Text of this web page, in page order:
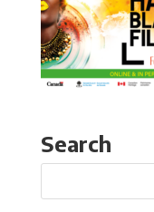
Search